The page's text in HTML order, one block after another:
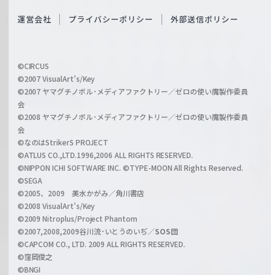
c
a
r
z
O
i
l
h
a
n
l
運営会社 プライバシーポリシー 外部送信ポリシー
©CIRCUS
©2007 VisualArt's/Key
©2007 ヤマグチノボル･メディアファクトリー／ゼロの使い魔製作委員
会
©2008 ヤマグチノボル･メディアファクトリー／ゼロの使い魔製作委員
会
©なのはStrikerS PROJECT
©ATLUS CO.,LTD.1996,2006 ALL RIGHTS RESERVED.
©NIPPON ICHI SOFTWARE INC. ©TYPE-MOON All Rights Reserved.
©SEGA
©2005、2009 美水かがみ／角川書店
©2008 VisualArt's/Key
©2009 Nitroplus/Project Phantom
©2007,2008,2009谷川流･いとうのいぢ／SOS団
©CAPCOM CO., LTD. 2009 ALL RIGHTS RESERVED.
©窪岡俊之
©BNGI